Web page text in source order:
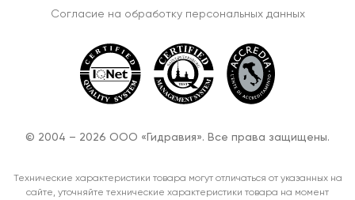
Согласиe на обработку персональных данных
© 2004 – 2026 ООО «Гидравия». Все права защищены.
Технические характеристики товара могут отличаться от указанных на
сайте, уточняйте технические характеристики товара на момент